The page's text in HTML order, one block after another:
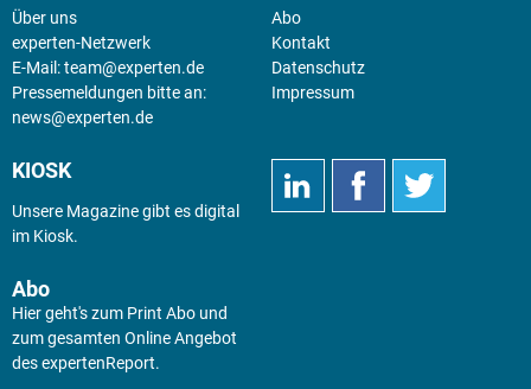
Über uns
experten-Netzwerk
E-Mail:team@experten.de
Pressemeldungen bitte an:
news@experten.de
Abo
Kontakt
Datenschutz
Impressum
KIOSK
Unsere Magazine gibt es digital
im Kiosk.
Abo
Hier geht's zum Print Abo und
zum gesamten Online Angebot
des expertenReport.